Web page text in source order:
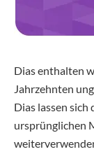
Dias enthalten
Jahrzehnten
Dias lassen
ursprünglichen